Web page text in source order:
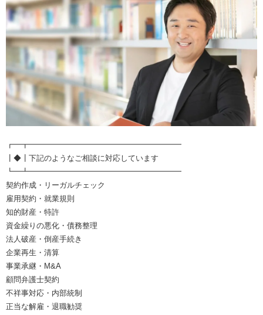
┏━┳━━━━━━━━━━━━━━━━━━━━
┃◆┃下記のようなご相談に対応しています
┗━┻━━━━━━━━━━━━━━━━━━━━
契約作成・リーガルチェック
雇用契約・就業規則
知的財産・特許
資金繰りの悪化・債務整理
法人破産・倒産手続き
企業再生・清算
事業承継・M&A
顧問弁護士契約
不祥事対応・内部統制
正当な解雇・退職勧奨